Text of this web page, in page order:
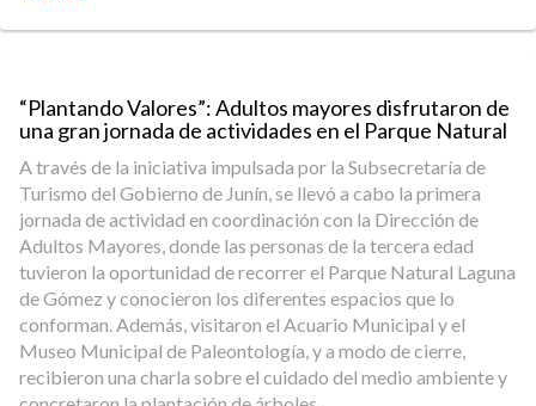
“Plantando Valores”: Adultos mayores disfrutaron de
una gran jornada de actividades en el Parque Natural
A través de la iniciativa impulsada por la Subsecretaría de
Turismo del Gobierno de Junín, se llevó a cabo la primera
jornada de actividad en coordinación con la Dirección de
Adultos Mayores, donde las personas de la tercera edad
tuvieron la oportunidad de recorrer el Parque Natural Laguna
de Gómez y conocieron los diferentes espacios que lo
conforman. Además, visitaron el Acuario Municipal y el
Museo Municipal de Paleontología, y a modo de cierre,
recibieron una charla sobre el cuidado del medio ambiente y